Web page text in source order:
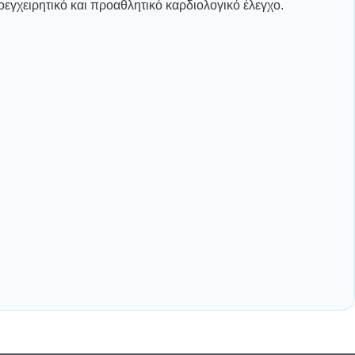
και προαθλητικό καρδιολογικό έλεγχο.